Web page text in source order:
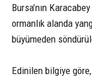
Bursa’nın
ormanlık alanda
büyümeden
Edinilen bilgiye